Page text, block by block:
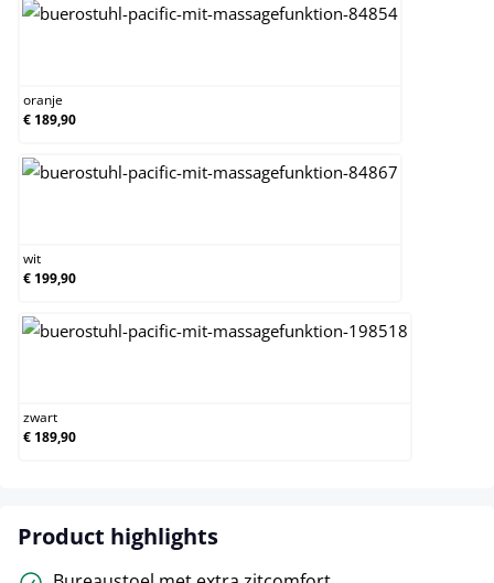
oranje
€ 189,90
wit
€ 199,90
zwart
€ 189,90
Product highlights